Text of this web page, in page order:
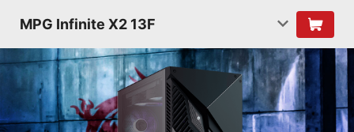
MPG Infinite X2 13F